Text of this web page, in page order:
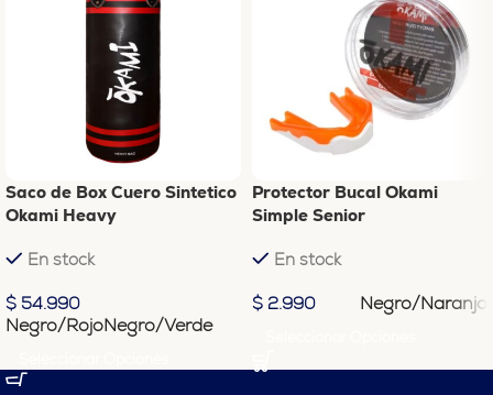
Saco de Box Cuero Sintetico
Okami Heavy
En stock
$ 54.990
Negro/RojoNegro/Verde
Protector Bucal Okami
Simple Senior
En stock
$ 2.990 Negro/Naranjo